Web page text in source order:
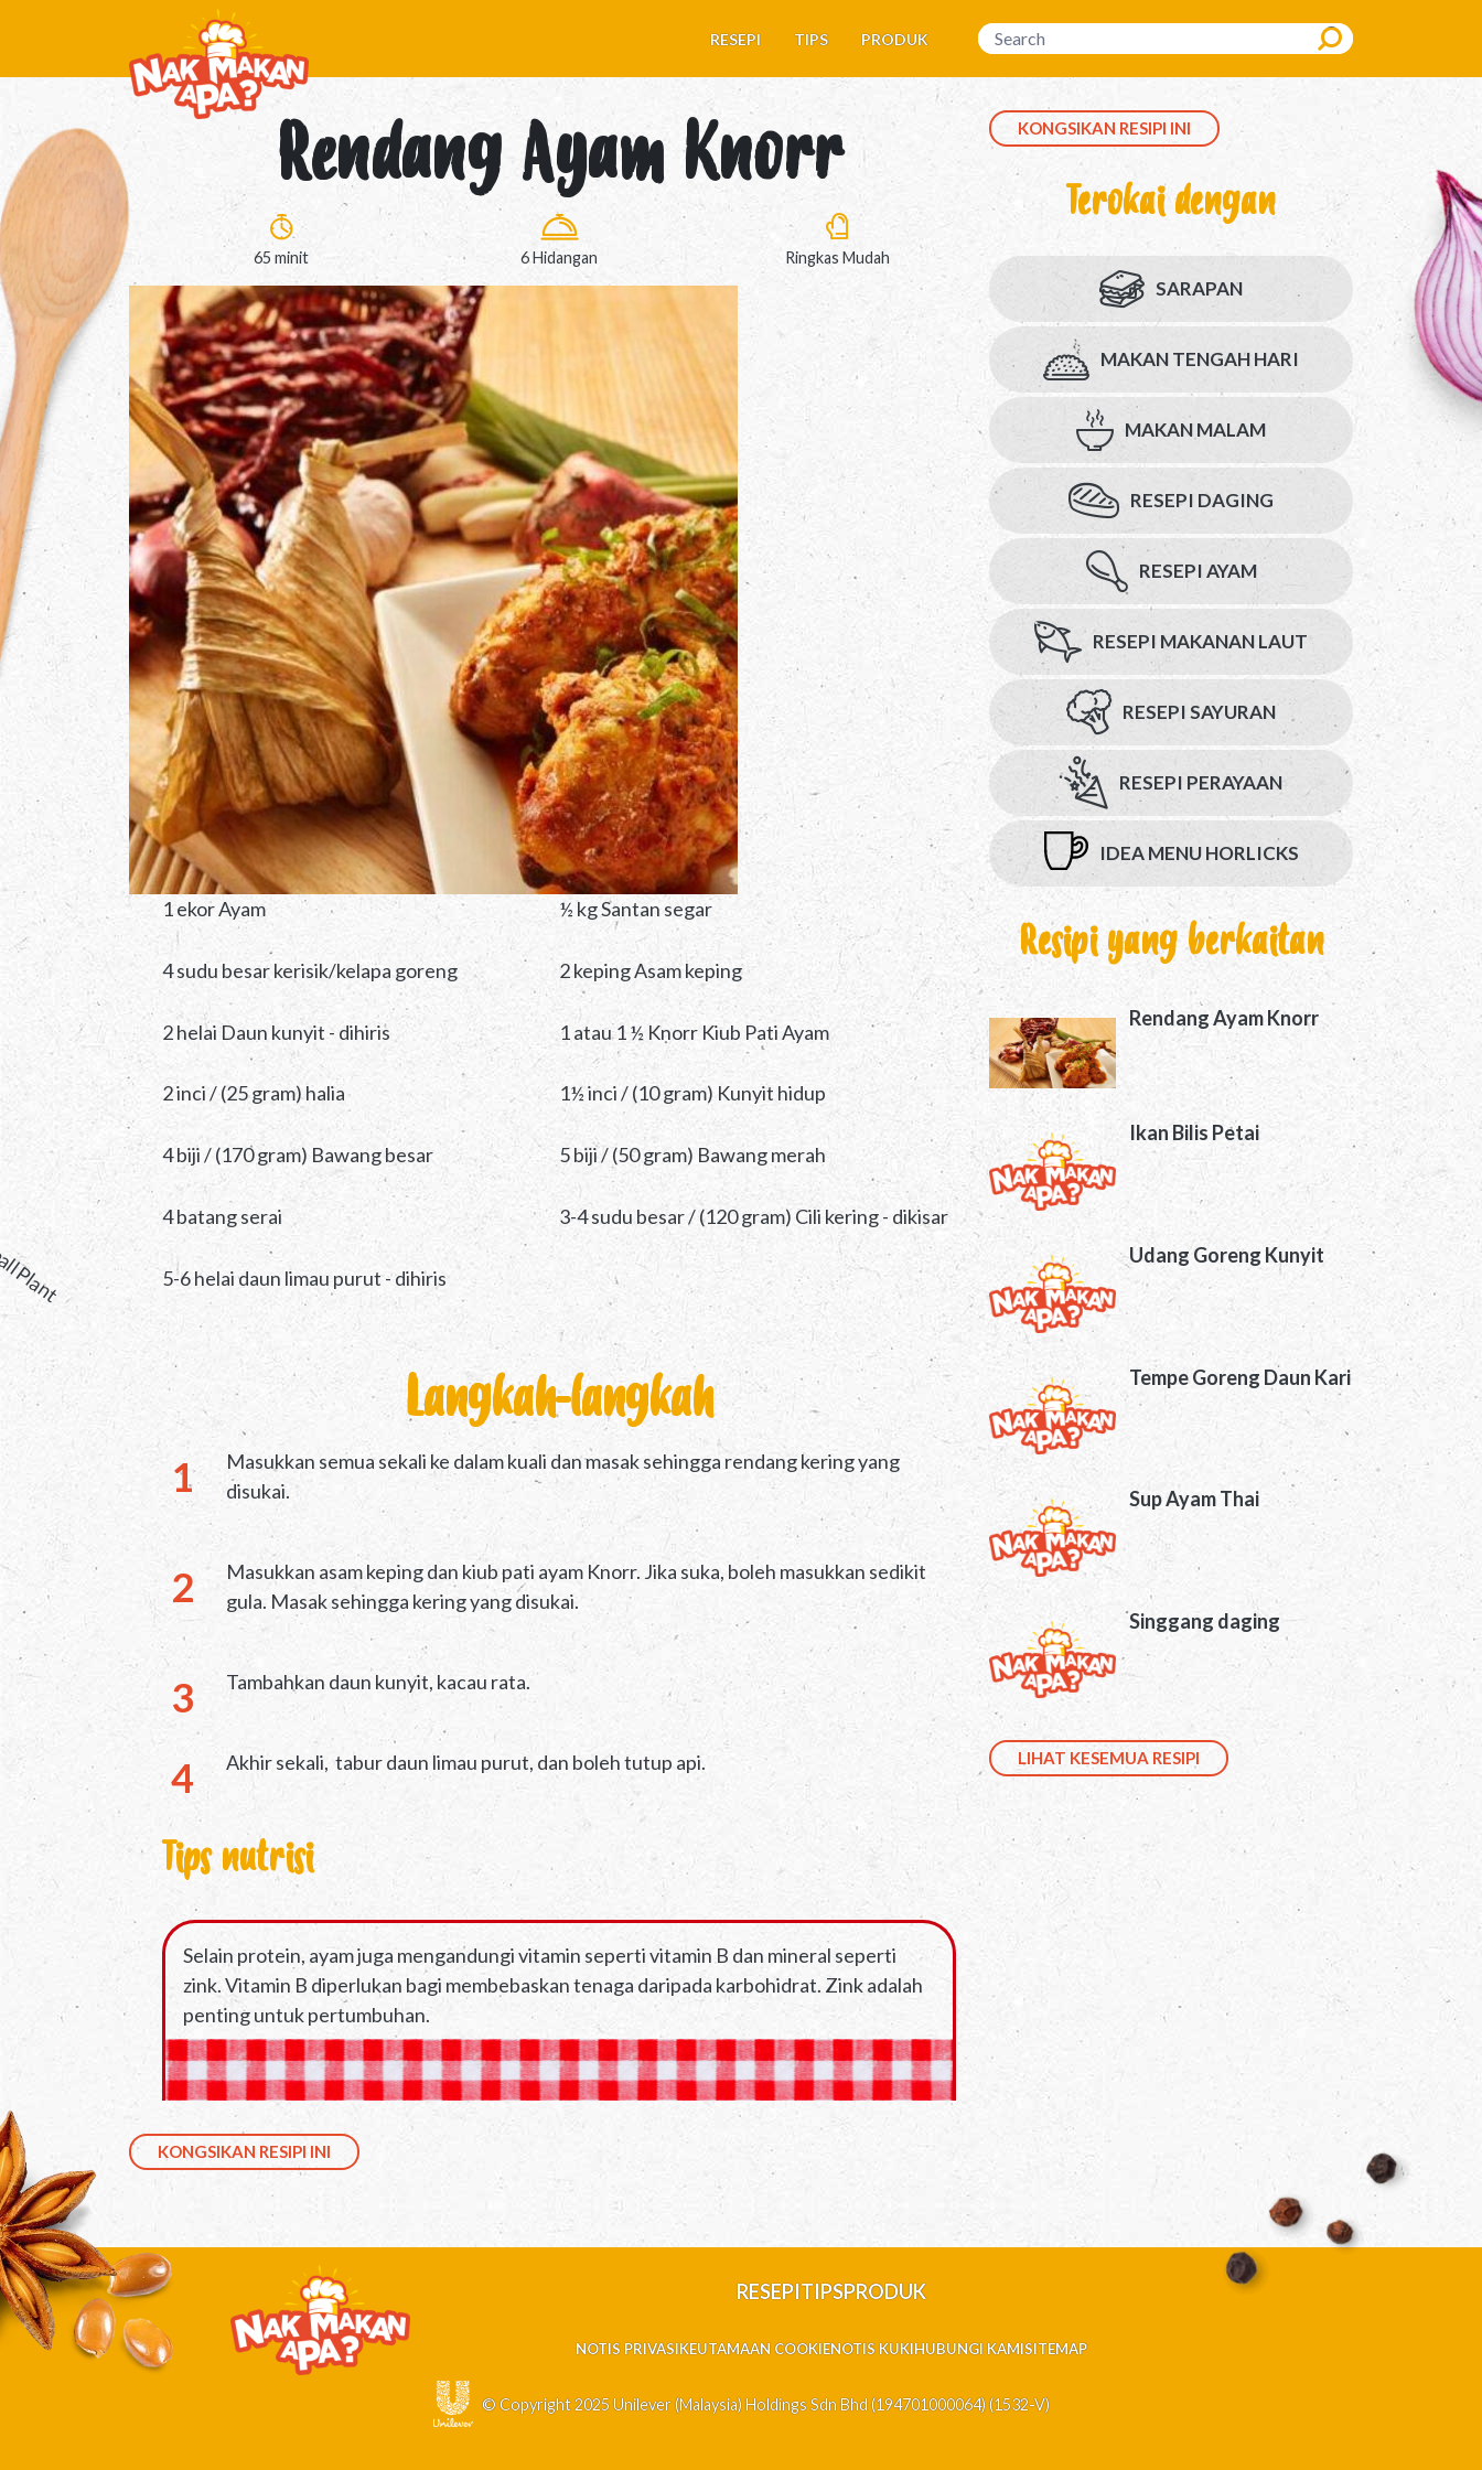
RESEPI TIPS PRODUK Search
Rendang Ayam Knorr
65 minit 6 Hidangan Ringkas Mudah
1 ekor Ayam ½ kg Santan segar
4 sudu besar kerisik/kelapa goreng 2 keping Asam keping
2 helai Daun kunyit - dihiris 1 atau 1 ½ Knorr Kiub Pati Ayam
2 inci / (25 gram) halia 1½ inci / (10 gram) Kunyit hidup
4 biji / (170 gram) Bawang besar 5 biji / (50 gram) Bawang merah
4 batang serai 3-4 sudu besar / (120 gram) Cili kering - dikisar
5-6 helai daun limau purut - dihiris
Langkah-langkah
Masukkan semua sekali ke dalam kuali dan masak sehingga rendang kering yang
disukai.
Masukkan asam keping dan kiub pati ayam Knorr. Jika suka, boleh masukkan sedikit
gula. Masak sehingga kering yang disukai.
Tambahkan daun kunyit, kacau rata.
Akhir sekali, tabur daun limau purut, dan boleh tutup api.
Tips nutrisi
Selain protein, ayam juga mengandungi vitamin seperti vitamin B dan mineral seperti
zink. Vitamin B diperlukan bagi membebaskan tenaga daripada karbohidrat. Zink adalah
penting untuk pertumbuhan.
KONGSIKAN RESIPI INI
KONGSIKAN RESIPI INI
Terokai dengan
SARAPAN
MAKAN TENGAH HARI
MAKAN MALAM
RESEPI DAGING
RESEPI AYAM
RESEPI MAKANAN LAUT
RESEPI SAYURAN
RESEPI PERAYAAN
IDEA MENU HORLICKS
Resipi yang berkaitan
Rendang Ayam Knorr
Ikan Bilis Petai
Udang Goreng Kunyit
Tempe Goreng Daun Kari
Sup Ayam Thai
Singgang daging
LIHAT KESEMUA RESIPI
RESEPITIPSPRODUK
NOTIS PRIVASIKEUTAMAAN COOKIENOTIS KUKIHUBUNGI KAMISITEMAP
© Copyright 2025 Unilever (Malaysia) Holdings Sdn Bhd (194701000064) (1532-V)